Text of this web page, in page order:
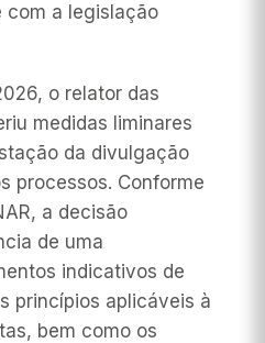
com a legislação
o relator das
medidas liminares
da divulgação
processos. Conforme
a decisão
de uma
indicativos de
princípios aplicáveis à
bem como os